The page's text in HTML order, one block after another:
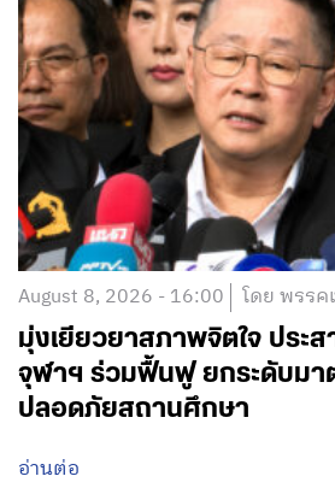
August 8, 2026 - 16:00 โดย พรรค
มุ่งเยียวยาสภาพจิตใจ ประ
จุฬาฯ ร่วมฟื้นฟู ยกระดับมา
ปลอดภัยสถานศึกษา
อ่านต่อ